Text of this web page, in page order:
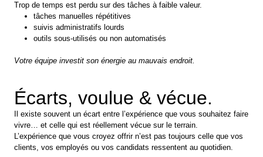
Trop de temps est perdu sur des tâches à faible valeur.
tâches manuelles répétitives
suivis administratifs lourds
outils sous-utilisés ou non automatisés
Votre équipe investit son énergie au mauvais endroit.
Écarts, voulue & vécue.
Il existe souvent un écart entre l’expérience que vous souhaitez faire
vivre… et celle qui est réellement vécue sur le terrain.
L’expérience que vous croyez offrir n’est pas toujours celle que vos
clients, vos employés ou vos candidats ressentent au quotidien.